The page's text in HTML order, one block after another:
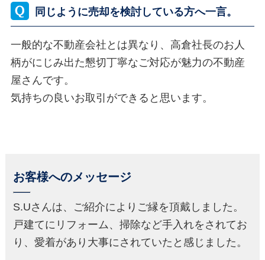
同じように売却を検討している方へ一言。
一般的な不動産会社とは異なり、高倉社長のお人
柄がにじみ出た懇切丁寧なご対応が魅力の不動産
屋さんです。
気持ちの良いお取引ができると思います。
お客様へのメッセージ
S.Uさんは、ご紹介によりご縁を頂戴しました。
戸建てにリフォーム、掃除など手入れをされてお
り、愛着があり大事にされていたと感じました。